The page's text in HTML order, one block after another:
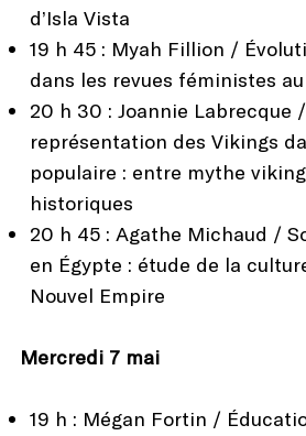
d’Isla Vista
19 h 45 : Myah Fillion /
dans les revues féministes
20 h 30 : Joannie Labrecque
représentation des Vikings
populaire : entre mythe
historiques
20 h 45 : Agathe Michaud /
en Égypte : étude de la
Nouvel Empire
Mercredi 7 mai
19 h : Mégan Fortin /